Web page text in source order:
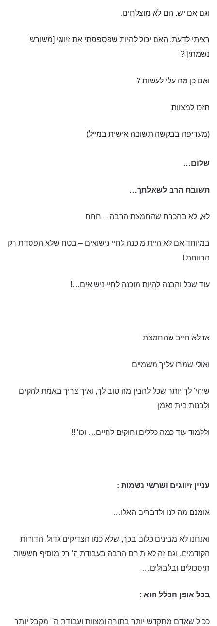
וגם אם יש, הם לא מוצלחים.
רציתי לדעת, האם יכול להיות שפספסתי את זיווגי [משורש
נשמתי] ?
ואם כן מה עלי לעשות ?
תזכו למצוות
(מעדיפה בבקשה תשובה אישית במייל)
שלום…
תשובת הרב לשאלתך…
לא, לא בהכרח שהחמצת הרבה – חחח
במיוחד אם לא היית מוכנה לחיי נישואים – בטח שלא הפסדת רק
הרווחת !
עוד שכל והבנה להיות מוכנה לחיי נישואים…!
אז לא חייב שהחמצת
ואולי שמרו עליך משמיים
שיהי' לך יותר שכל להבין מה טוב לך, ואיך צריך באמת להקים
ולבנות בית נאמן
וללמוד עוד כמה כללים וחוקים לחיים… וכו' !!
עניין זיווגים ושרשי נשמות :
אומנם מה לנו ולדברים האלו…
ואנחנו לא מבינים כלום בכך, שלא כמו הצדיקים גדולי הדורות
הקודמים, וגם זה לא תורם הרבה בעבודת ה' רק מוסיף חששות
תיסכולים ובלבולים…
בכל אופן הכלל הוא :
ככול שאדם מתקדש יותר בתורה ומצוות ועבודת ה' מקבל יותר